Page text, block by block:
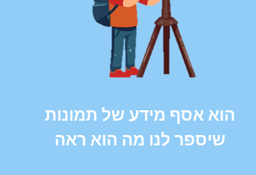
הוא אסף מידע של תמונות
שיספר לנו מה הוא ראה